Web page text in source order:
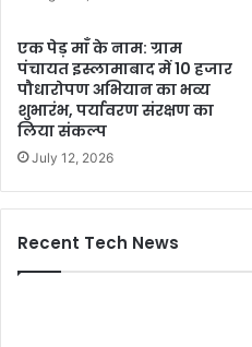
एक पेड़ माँ के नाम: ग्राम
पंचायत इस्लामाबाद में 10 हजार
पौधारोपण अभियान का भव्य
शुभारंभ, पर्यावरण संरक्षण का
लिया संकल्प
July 12, 2026
Recent Tech News